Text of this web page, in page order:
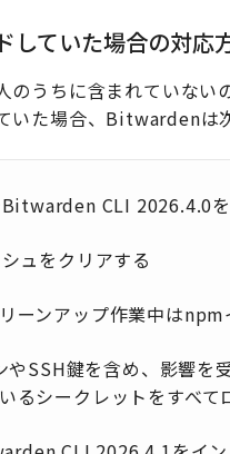
していた場合の対応
のうちに含まれていない
いた場合、Bitwardenは
CLI 2026.4.0
ュをクリアする
ーンアップ作業中は
やSSH鍵を含め、影響
るシークレットをすべて